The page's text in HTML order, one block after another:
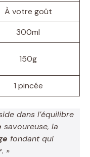
À votre goût
300ml
150g
1 pincée
dans l’équilibre
savoureuse, la
fondant qui
. »